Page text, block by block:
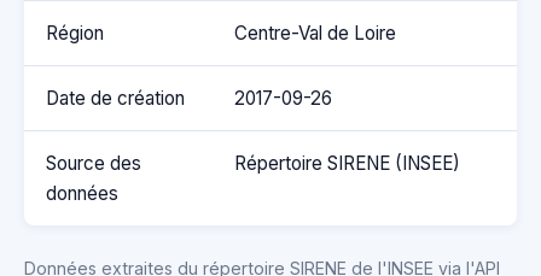
Région Centre-Val de Loire
Date de création 2017-09-26
Source des
données
Répertoire SIRENE (INSEE)
Données extraites du répertoire SIRENE de l'INSEE via l'API